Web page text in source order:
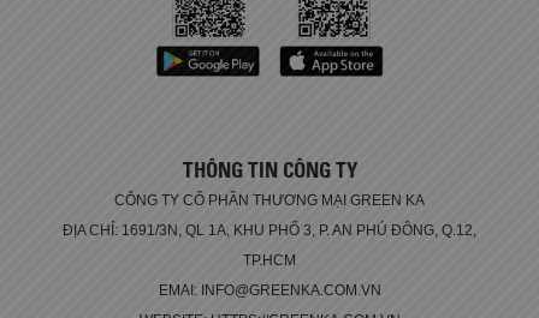
THÔNG TIN CÔNG TY
CÔNG TY CỔ PHẦN THƯƠNG MẠI GREEN KA
ĐỊA CHỈ: 1691/3N, QL 1A, KHU PHỐ 3, P. AN PHÚ ĐÔNG, Q.12,
TP.HCM
EMAI: INFO@GREENKA.COM.VN